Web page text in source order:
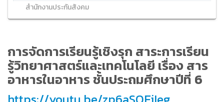
สำนักงานประกันสังคม
การจัดการเรียนรู้เชิงรุก สาระการเรียน
รู้วิทยาศาสตร์และเทคโนโลยี เรื่อง สาร
อาหารในอาหาร ชั้นประถมศึกษาปีที่ 6